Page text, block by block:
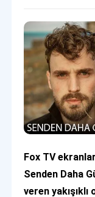
Fox TV
Senden Daha
veren